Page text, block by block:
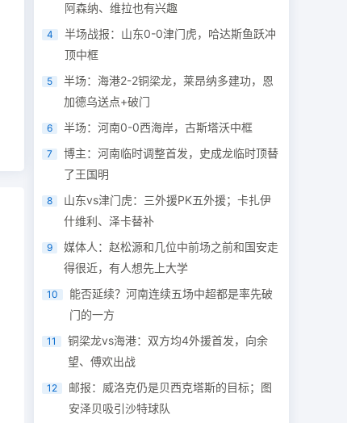
阿森纳、维拉也有兴趣
4
半场战报：山东0-0津门虎，哈达斯鱼跃冲
顶中框
5
半场：海港2-2铜梁龙，莱昂纳多建功，恩
加德乌送点+破门
6 半场：河南0-0西海岸，古斯塔沃中框
7
博主：河南临时调整首发，史成龙临时顶替
了王国明
8
山东vs津门虎：三外援PK五外援；卡扎伊
什维利、泽卡替补
9
媒体人：赵松源和几位中前场之前和国安走
得很近，有人想先上大学
10
能否延续？河南连续五场中超都是率先破
门的一方
11
铜梁龙vs海港：双方均4外援首发，向余
望、傅欢出战
12
邮报：威洛克仍是贝西克塔斯的目标；图
安泽贝吸引沙特球队